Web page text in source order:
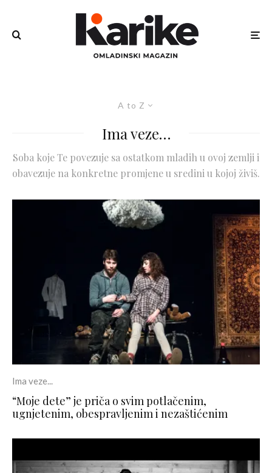
A to Z
Ima veze…
Soba koje Te povezuje sa ostatkom mladih u ovoj zemlji i
obavezuje na konkretne promjene u sredini u kojoj živiš.
Ima veze...
“Moje dete” je priča o svim potlačenim,
ugnjetenim, obespravljenim i nezaštićenim